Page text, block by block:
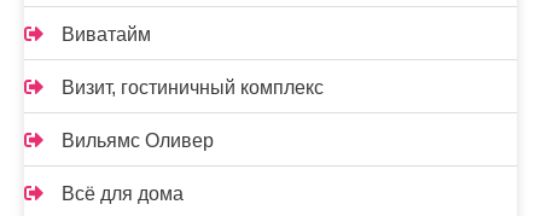
Виватайм
Визит, гостиничный комплекс
Вильямс Оливер
Всё для дома